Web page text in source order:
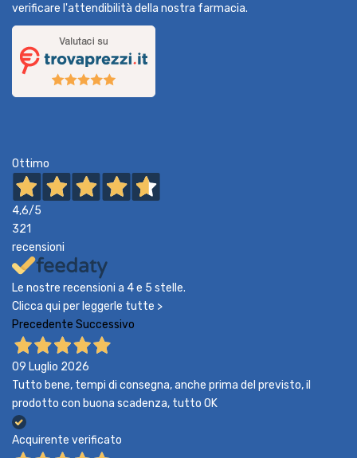
verificare l'attendibilità della nostra farmacia.
Ottimo
4,6/5
321
recensioni
Le nostre recensioni a 4 e 5 stelle.
Clicca qui per leggerle tutte >
Precedente Successivo
09 Luglio 2026
Tutto bene, tempi di consegna, anche prima del previsto, il
prodotto con buona scadenza, tutto OK
Acquirente verificato